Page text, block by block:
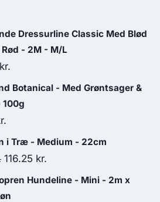
Dressurline Classic Med Blød
- 2M - M/L
kr.
aktuelle
pris
112.50 kr..
Botanical - Med Grøntsager &
100g
aktuelle
pris
i Træ - Medium - 22cm
Den
oprindelige
pris
116.25 kr.
aktuelle
Hundeline - Mini - 2m x